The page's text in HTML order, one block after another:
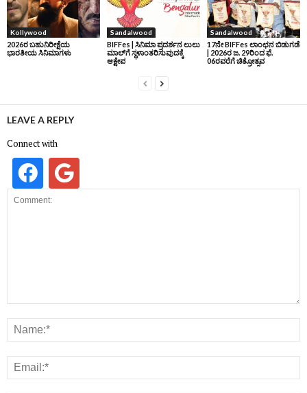
Kollywood
2026ರ ಬಹುನಿರೀಕ್ಷೆಯ
ಭಾರತೀಯ ಸಿನಿಮಾಗಳು
Sandalwood
BIFFes | ಸಿನಿಮಾ ಪ್ರದರ್ಶನ ಲುಲು
ಮಾಲ್‌ಗೆ ಸ್ಥಳಾಂತರಿಸುವುದಕ್ಕೆ
ಆಕ್ಷೇಪ
Sandalwood
17ನೇ BIFFes ಲಾಂಛನ ಬಿಡುಗಡೆ
| 2026ರ ಜ. 29ರಿಂದ ಫೆ.
06ರವರೆಗೆ ಚಿತ್ರೋತ್ಸವ
LEAVE A REPLY
Connect with